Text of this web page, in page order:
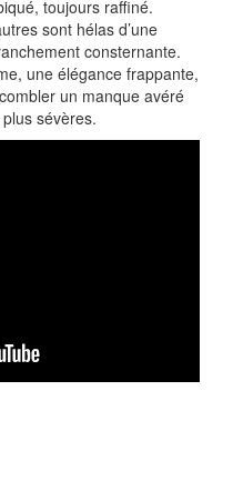
toujours raffiné.
sont hélas d’une
consternante.
une élégance frappante,
un manque avéré
sévères.